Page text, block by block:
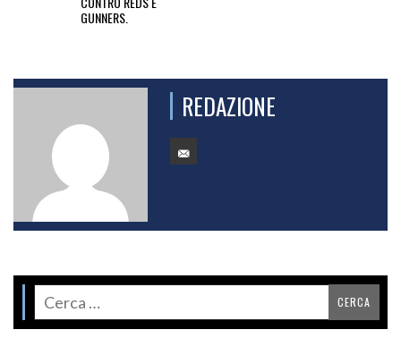
GUNNERS.
REDAZIONE